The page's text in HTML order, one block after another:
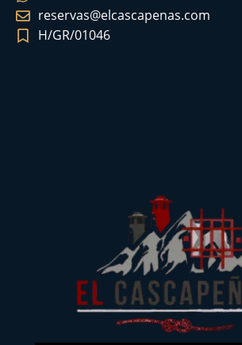
reservas@elcascapenas.com
H/GR/01046